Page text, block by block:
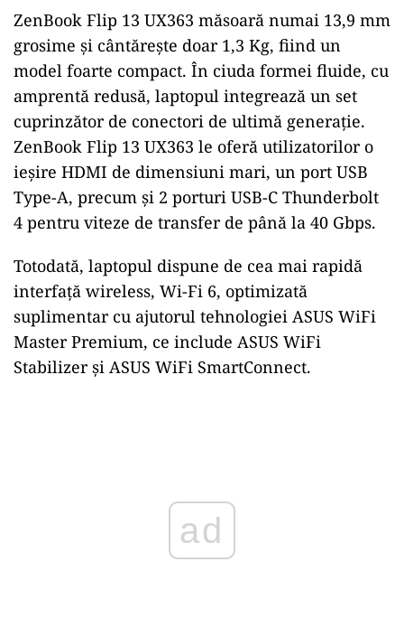
ZenBook Flip 13 UX363 măsoară numai 13,9 mm
grosime și cântărește doar 1,3 Kg, fiind un
model foarte compact. În ciuda formei fluide, cu
amprentă redusă, laptopul integrează un set
cuprinzător de conectori de ultimă generație.
ZenBook Flip 13 UX363 le oferă utilizatorilor o
ieșire HDMI de dimensiuni mari, un port USB
Type-A, precum și 2 porturi USB-C Thunderbolt
4 pentru viteze de transfer de până la 40 Gbps.
Totodată, laptopul dispune de cea mai rapidă
interfață wireless, Wi-Fi 6, optimizată
suplimentar cu ajutorul tehnologiei ASUS WiFi
Master Premium, ce include ASUS WiFi
Stabilizer și ASUS WiFi SmartConnect.